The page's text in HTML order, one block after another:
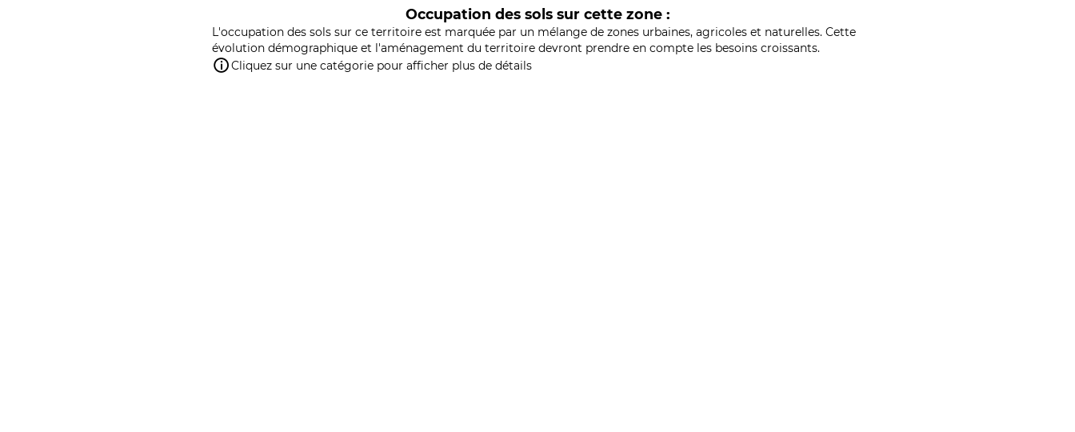
Occupation des sols sur cette zone :
L'occupation des sols sur ce territoire est marquée par un mélange de zones urbaines, agricoles et naturelles. Cette
évolution démographique et l'aménagement du territoire devront prendre en compte les besoins croissants.
Cliquez sur une catégorie pour afficher plus de détails